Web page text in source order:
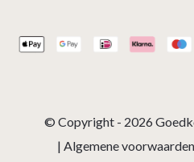
© Copyright - 2026
| Algemene voorwaarden